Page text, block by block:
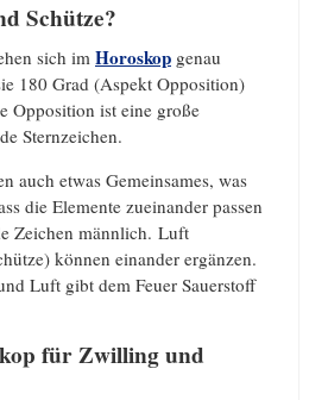
Schütze?
sich im Horoskop genau
180 Grad (Aspekt Opposition)
Opposition ist eine große
Sternzeichen.
auch etwas Gemeinsames, was
die Elemente zueinander passen
Zeichen männlich. Luft
können einander ergänzen.
Luft gibt dem Feuer Sauerstoff
für Zwilling und